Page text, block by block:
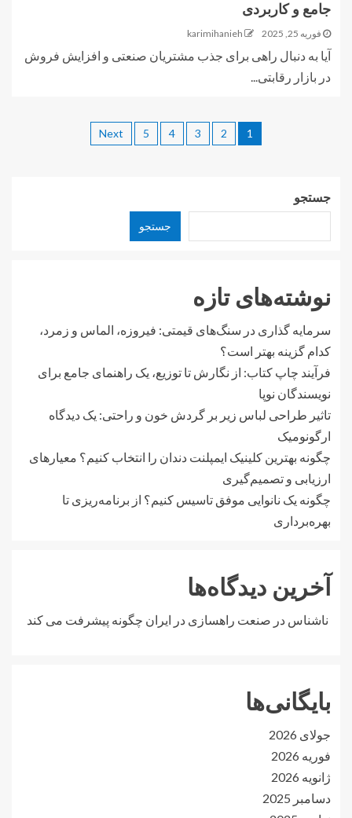
جامع و کاربردی
فوریه 25, 2025 karimihanieh
آیا به دنبال راهی برای جذب مشتریان صنعتی و افزایش فروش
در بازار رقابتی...
1
2
3
4
5
Next
جستجو
جستجو
نوشته‌های تازه
سرمایه گذاری در سنگ‌های قیمتی: فیروزه، الماس و زمرد،
کدام گزینه بهتر است؟
فرآیند چاپ کتاب: از نگارش تا توزیع، یک راهنمای جامع برای
نویسندگان نوپا
تاثیر طراحی لباس زیر بر گردش خون و راحتی: یک دیدگاه
ارگونومیک
چگونه بهترین کلینیک ایمپلنت دندان را انتخاب کنیم؟ معیارهای
ارزیابی و تصمیم‌گیری
چگونه یک نانوایی موفق تاسیس کنیم؟ از برنامه‌ریزی تا
بهره‌برداری
آخرین دیدگاه‌ها
ناشناس در صنعت راهسازی در ایران چگونه پیشرفت می کند
بایگانی‌ها
جولای 2026
فوریه 2026
ژانویه 2026
دسامبر 2025